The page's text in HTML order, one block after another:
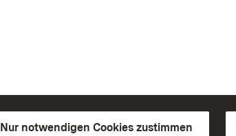
Nur notwendigen Cookies zustimmen